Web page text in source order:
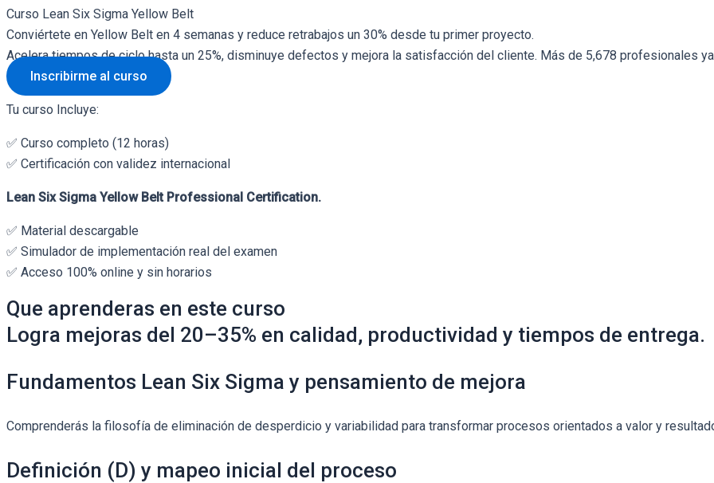
Curso Lean Six Sigma Yellow Belt
Conviértete en Yellow Belt en 4 semanas y reduce retrabajos un 30% desde tu primer proyecto.
Acelera tiempos de ciclo hasta un 25%, disminuye defectos y mejora la satisfacción del cliente. Más de 5,678 profesionales
Inscribirme al curso
Tu curso Incluye:
✅ Curso completo (12 horas)
✅ Certificación con validez internacional
Lean Six Sigma Yellow Belt Professional Certification.
✅ Material descargable
✅ Simulador de implementación real del examen
✅ Acceso 100% online y sin horarios
Que aprenderas en este curso
Logra mejoras del 20–35% en calidad, productividad y tiempos de entrega.
Fundamentos Lean Six Sigma y pensamiento de mejora
Comprenderás la filosofía de eliminación de desperdicio y variabilidad para transformar procesos orientados a valor y
Definición (D) y mapeo inicial del proceso